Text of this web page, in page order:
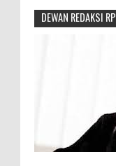
DEWAN REDAKSI